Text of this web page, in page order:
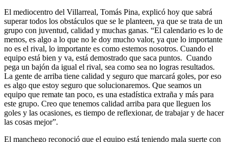
El mediocentro del Villarreal, Tomás Pina, explicó hoy que sabrá
superar todos los obstáculos que se le planteen, ya que se trata de un
grupo con juventud, calidad y muchas ganas. “El calendario es lo de
menos, es algo a lo que no le doy mucho valor, ya que lo importante
no es el rival, lo importante es como estemos nosotros. Cuando el
equipo está bien y va, está demostrado que saca puntos. Cuando
pega un bajón da igual el rival, sea como sea no logras resultados.
La gente de arriba tiene calidad y seguro que marcará goles, por eso
es algo que estoy seguro que solucionaremos. Que seamos un
equipo que remate tan poco, es una estadística extraña y más para
este grupo. Creo que tenemos calidad arriba para que lleguen los
goles y las ocasiones, es tiempo de reflexionar, de trabajar y de hacer
las cosas mejor”.
El manchego reconoció que el equipo está teniendo mala suerte con